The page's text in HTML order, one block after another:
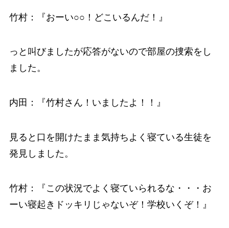
竹村：『おーい○○！どこいるんだ！』
っと叫びましたが応答がないので部屋の捜索をし
ました。
内田：『竹村さん！いましたよ！！』
見ると口を開けたまま気持ちよく寝ている生徒を
発見しました。
竹村：『この状況でよく寝ていられるな・・・お
ーい寝起きドッキリじゃないぞ！学校いくぞ！』